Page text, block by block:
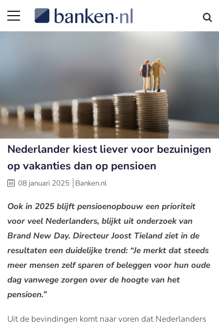
Nederlander kiest liever voor bezuinigen
op vakanties dan op pensioen
08 januari 2025 Banken.nl
Ook in 2025 blijft pensioenopbouw een prioriteit
voor veel Nederlanders, blijkt uit onderzoek van
Brand New Day. Directeur Joost Tieland ziet in de
resultaten een duidelijke trend: “Je merkt dat steeds
meer mensen zelf sparen of beleggen voor hun oude
dag vanwege zorgen over de hoogte van het
pensioen.”
Uit de bevindingen komt naar voren dat Nederlanders